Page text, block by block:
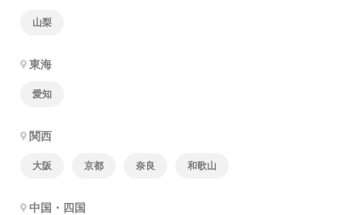
山梨
東海
愛知
関西
大阪 京都 奈良 和歌山
中国・四国